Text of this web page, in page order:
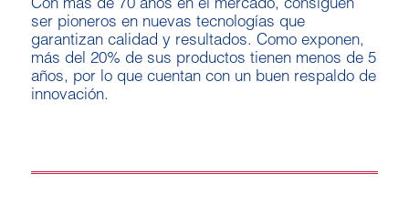
Con más de 70 años en el mercado, consiguen
ser pioneros en nuevas tecnologías que
garantizan calidad y resultados. Como exponen,
más del 20% de sus productos tienen menos de 5
años, por lo que cuentan con un buen respaldo de
innovación.